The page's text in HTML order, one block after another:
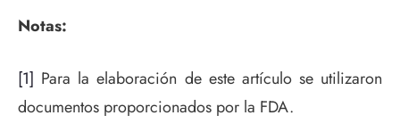
Notas:
[1] Para la elaboración de este artículo se utilizaron
documentos proporcionados por la FDA.